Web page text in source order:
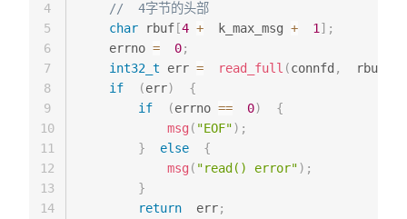
//  4字节的头部
char rbuf [4 +
  k_max_msg
+ 1 ] ;
    errno
= 0;
int32_t err = read_full (connfd ,
  rbuf
if
(err)
{
if
(errno == 0)
{
msg ( "EOF") ;
}
else
{
msg ( "read() error") ;
}
return
  err
;
4
5
6
7
8
9
10
11
12
13
14